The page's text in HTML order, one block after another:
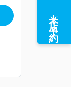
来店予約